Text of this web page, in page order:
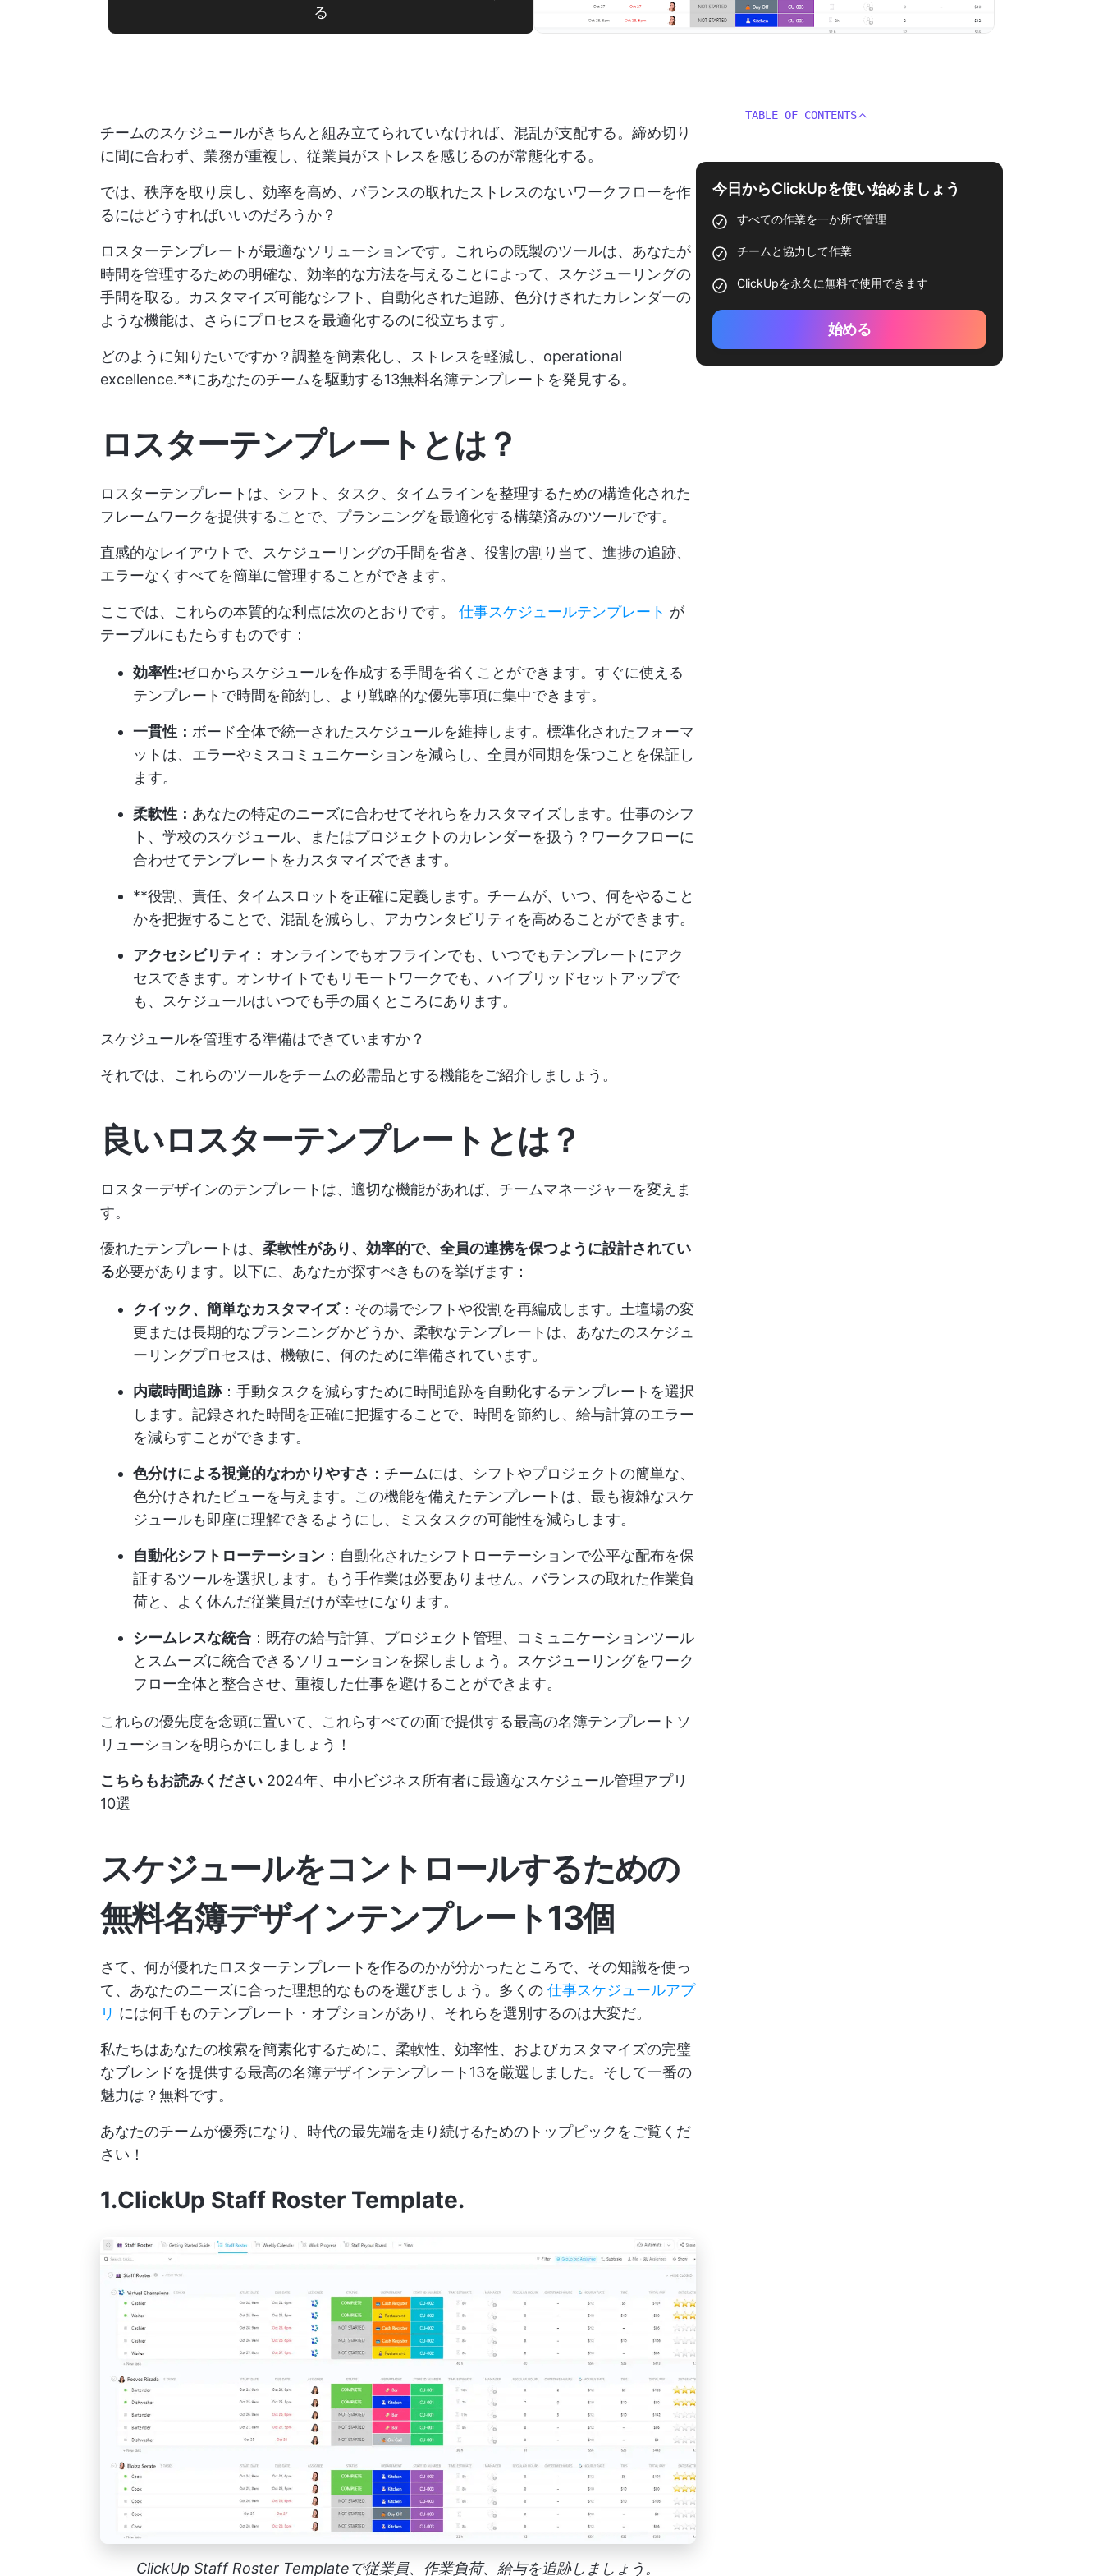
る
チームのスケジュールがきちんと組み立てられていなければ、混乱が支配する。締め切り
に間に合わず、業務が重複し、従業員がストレスを感じるのが常態化する。
では、秩序を取り戻し、効率を高め、バランスの取れたストレスのないワークフローを作
るにはどうすればいいのだろうか？
ロスターテンプレートが最適なソリューションです。これらの既製のツールは、あなたが
時間を管理するための明確な、効率的な方法を与えることによって、スケジューリングの
手間を取る。カスタマイズ可能なシフト、自動化された追跡、色分けされたカレンダーの
ような機能は、さらにプロセスを最適化するのに役立ちます。
どのように知りたいですか？調整を簡素化し、ストレスを軽減し、operational
excellence.**にあなたのチームを駆動する13無料名簿テンプレートを発見する。
ロスターテンプレートとは？
ロスターテンプレートは、シフト、タスク、タイムラインを整理するための構造化された
フレームワークを提供することで、プランニングを最適化する構築済みのツールです。
直感的なレイアウトで、スケジューリングの手間を省き、役割の割り当て、進捗の追跡、
エラーなくすべてを簡単に管理することができます。
ここでは、これらの本質的な利点は次のとおりです。 仕事スケジュールテンプレート が
テーブルにもたらすものです：
効率性:ゼロからスケジュールを作成する手間を省くことができます。すぐに使える
テンプレートで時間を節約し、より戦略的な優先事項に集中できます。
一貫性： ボード全体で統一されたスケジュールを維持します。標準化されたフォーマ
ットは、エラーやミスコミュニケーションを減らし、全員が同期を保つことを保証し
ます。
柔軟性： あなたの特定のニーズに合わせてそれらをカスタマイズします。仕事のシフ
ト、学校のスケジュール、またはプロジェクトのカレンダーを扱う？ワークフローに
合わせてテンプレートをカスタマイズできます。
**役割、責任、タイムスロットを正確に定義します。チームが、いつ、何をやること
かを把握することで、混乱を減らし、アカウンタビリティを高めることができます。
アクセシビリティ：
オンラインでもオフラインでも、いつでもテンプレートにアク
セスできます。オンサイトでもリモートワークでも、ハイブリッドセットアップで
も、スケジュールはいつでも手の届くところにあります。
スケジュールを管理する準備はできていますか？
それでは、これらのツールをチームの必需品とする機能をご紹介しましょう。
良いロスターテンプレートとは？
ロスターデザインのテンプレートは、適切な機能があれば、チームマネージャーを変えま
す。
優れたテンプレートは、 柔軟性があり、効率的で、全員の連携を保つように設計されてい
る必要があります。以下に、あなたが探すべきものを挙げます：
クイック、簡単なカスタマイズ：その場でシフトや役割を再編成します。土壇場の変
更または長期的なプランニングかどうか、柔軟なテンプレートは、あなたのスケジュ
ーリングプロセスは、機敏に、何のために準備されています。
内蔵時間追跡：手動タスクを減らすために時間追跡を自動化するテンプレートを選択
します。記録された時間を正確に把握することで、時間を節約し、給与計算のエラー
を減らすことができます。
色分けによる視覚的なわかりやすさ ：チームには、シフトやプロジェクトの簡単な、
色分けされたビューを与えます。この機能を備えたテンプレートは、最も複雑なスケ
ジュールも即座に理解できるようにし、ミスタスクの可能性を減らします。
自動化シフトローテーション ：自動化されたシフトローテーションで公平な配布を保
証するツールを選択します。もう手作業は必要ありません。バランスの取れた作業負
荷と、よく休んだ従業員だけが幸せになります。
シームレスな統合 ：既存の給与計算、プロジェクト管理、コミュニケーションツール
とスムーズに統合できるソリューションを探しましょう。スケジューリングをワーク
フロー全体と整合させ、重複した仕事を避けることができます。
これらの優先度を念頭に置いて、これらすべての面で提供する最高の名簿テンプレートソ
リューションを明らかにしましょう！
こちらもお読みください 2024年、中小ビジネス所有者に最適なスケジュール管理アプリ
10選
スケジュールをコントロールするための
無料名簿デザインテンプレート13個
さて、何が優れたロスターテンプレートを作るのかが分かったところで、その知識を使っ
て、あなたのニーズに合った理想的なものを選びましょう。多くの 仕事スケジュールアプ
リ には何千ものテンプレート・オプションがあり、それらを選別するのは大変だ。
私たちはあなたの検索を簡素化するために、柔軟性、効率性、およびカスタマイズの完璧
なブレンドを提供する最高の名簿デザインテンプレート13を厳選しました。そして一番の
魅力は？無料です。
あなたのチームが優秀になり、時代の最先端を走り続けるためのトップピックをご覧くだ
さい！
1.ClickUp Staff Roster Template.
ClickUp Staff Roster Templateで従業員、作業負荷、給与を追跡しましょう。
TABLE OF CONTENTS
今日からClickUpを使い始めましょう
すべての作業を一か所で管理
チームと協力して作業
ClickUpを永久に無料で使用できます
始める